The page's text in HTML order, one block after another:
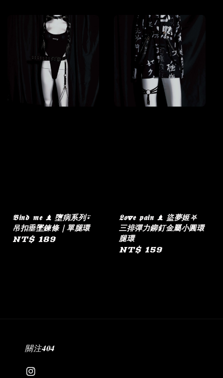
𝕭𝖎𝖓𝖉 𝖒𝖊 ♝ 墮病系列⍣
吊扣垂墜鍊條｜單腿環
Regular
NT$ 189
𝕷𝖔v𝖊 𝖕𝖆𝖎𝖓 ♝ 盜夢姬⛧
三排彈力鉚釘金屬小圓環
腿環
Regular
NT$ 159
關注𝟒𝟎𝟒